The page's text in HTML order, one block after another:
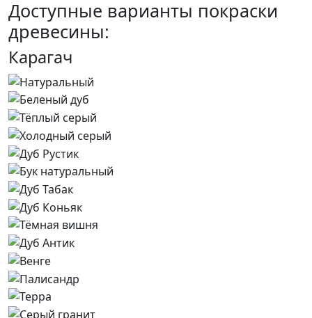
Доступные варианты покраски
древесины:
Карагач